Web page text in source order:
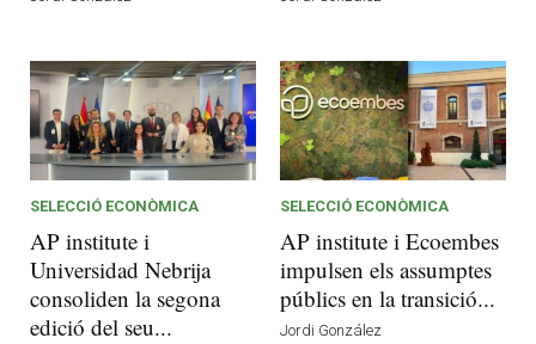
SELECCIÓ ECONÒMICA
AP institute i
Universidad Nebrija
consoliden la segona
edició del seu...
SELECCIÓ ECONÒMICA
AP institute i Ecoembes
impulsen els assumptes
públics en la transició...
Jordi González